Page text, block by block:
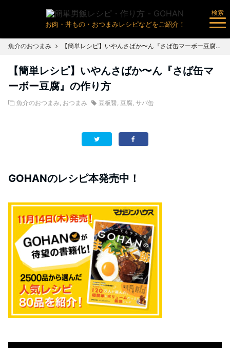
お肉・丼もの・おつまみレシピなどをご紹介！
検索
魚介のおつまみ 【簡単レシピ】いやんさばか〜ん『さば缶マーボー豆腐』の作り方
【簡単レシピ】いやんさばか〜ん『さば缶マ
ーボー豆腐』の作り方
魚介のおつまみ, おつまみ 豆板醤, 豆腐, サバ缶
GOHANのレシピ本発売中！